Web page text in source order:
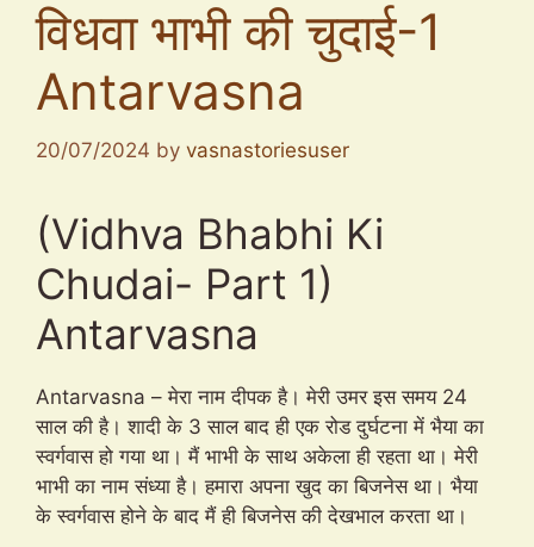
विधवा भाभी की चुदाई-1
Antarvasna
20/07/2024 by vasnastoriesuser
(Vidhva Bhabhi Ki
Chudai- Part 1)
Antarvasna
Antarvasna – मेरा नाम दीपक है। मेरी उमर इस समय 24
साल की है। शादी के 3 साल बाद ही एक रोड दुर्घटना में भैया का
स्वर्गवास हो गया था। मैं भाभी के साथ अकेला ही रहता था। मेरी
भाभी का नाम संध्या है। हमारा अपना खुद का बिजनेस था। भैया
के स्वर्गवास होने के बाद मैं ही बिजनेस की देखभाल करता था।